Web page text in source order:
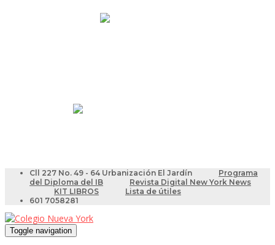
Cll 227 No. 49 - 64 Urbanización El Jardín
Programa
del Diploma del IB
Revista Digital New York News
KIT LIBROS
Lista de útiles
601 7058281
Toggle navigation